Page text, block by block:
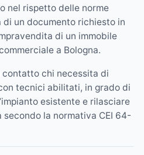
nel rispetto delle norme
un documento richiesto in
di un immobile
a Bologna.
chi necessita di
tecnici abilitati, in grado di
esistente e rilasciare
la normativa CEI 64-